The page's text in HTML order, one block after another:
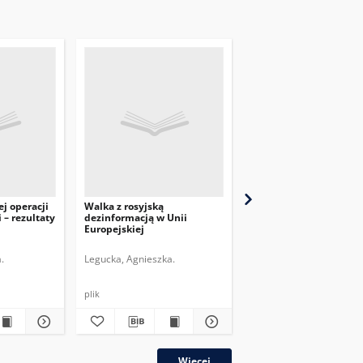
operacji
– rezultaty
Walka z rosyjską
dezinformacją w Unii
Europejskiej
Legucka, Agnieszka.
plik